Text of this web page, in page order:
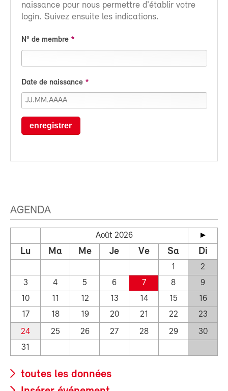
naissance pour nous permettre d'établir votre
login. Suivez ensuite les indications.
N° de membre
Date de naissance
enregistrer
AGENDA
Août 2026
Lu Ma Me Je Ve Sa Di
1
2
3
4 5 6 7 8
9
10
11 12 13 14 15
16
17
18 19 20 21 22
23
24
25 26 27 28 29
30
31
toutes les données